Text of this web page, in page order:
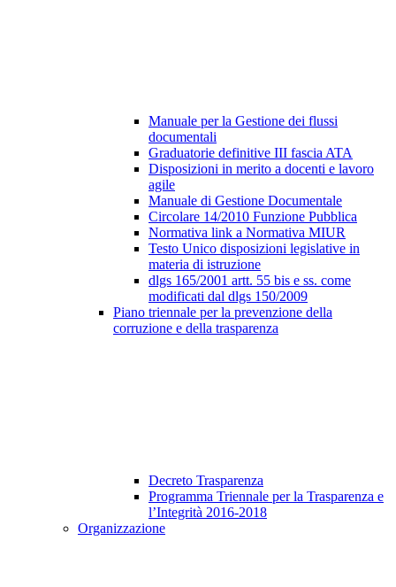
Manuale per la Gestione dei flussi
documentali
Graduatorie definitive III fascia ATA
Disposizioni in merito a docenti e lavoro
agile
Manuale di Gestione Documentale
Circolare 14/2010 Funzione Pubblica
Normativa link a Normativa MIUR
Testo Unico disposizioni legislative in
materia di istruzione
dlgs 165/2001 artt. 55 bis e ss. come
modificati dal dlgs 150/2009
Piano triennale per la prevenzione della
corruzione e della trasparenza
Decreto Trasparenza
Programma Triennale per la Trasparenza e
l’Integrità 2016-2018
Organizzazione